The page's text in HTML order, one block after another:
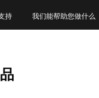
持 我们能帮助您做什么